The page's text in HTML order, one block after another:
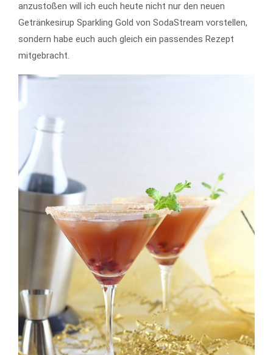
anzustoßen will ich euch heute nicht nur den neuen
Getränkesirup Sparkling Gold von SodaStream vorstellen,
sondern habe euch auch gleich ein passendes Rezept
mitgebracht.